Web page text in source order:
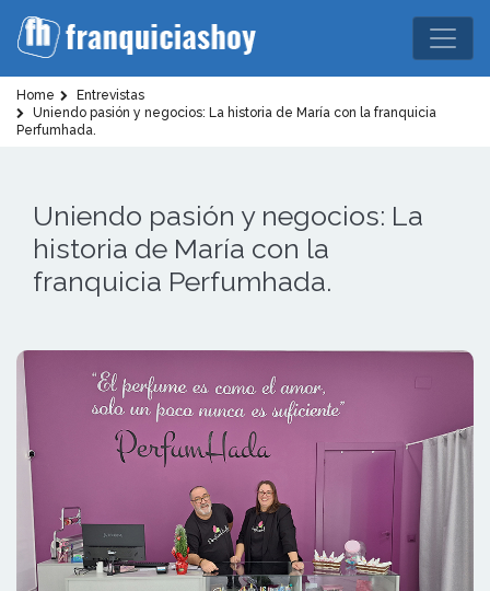
Home
Entrevistas
Uniendo pasión y negocios: La historia de María con la franquicia
Perfumhada.
Uniendo pasión y negocios: La
historia de María con la
franquicia Perfumhada.